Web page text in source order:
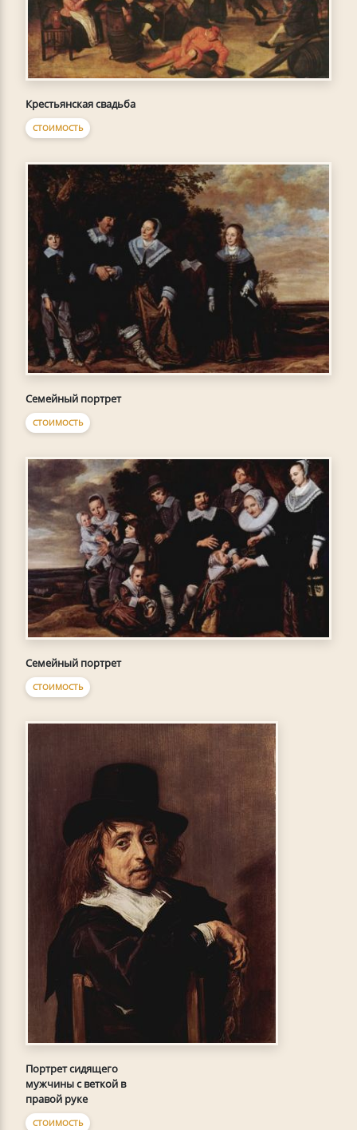
Крестьянская свадьба
СТОИМОСТЬ
Семейный портрет
СТОИМОСТЬ
Семейный портрет
СТОИМОСТЬ
Портрет сидящего
мужчины с веткой в
правой руке
СТОИМОСТЬ